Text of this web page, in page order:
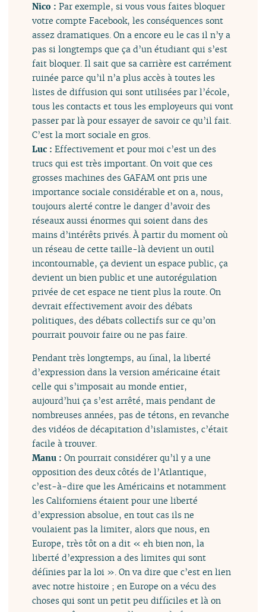
Nico :Par exemple, si vous vous faites bloquer
votre compte Facebook, les conséquences sont
assez dramatiques. On a encore eu le cas il n’y a
pas si longtemps que ça d’un étudiant qui s’est
fait bloquer. Il sait que sa carrière est carrément
ruinée parce qu’il n’a plus accès à toutes les
listes de diffusion qui sont utilisées par l’école,
tous les contacts et tous les employeurs qui vont
passer par là pour essayer de savoir ce qu’il fait.
C’est la mort sociale en gros.
Luc :Effectivement et pour moi c’est un des
trucs qui est très important. On voit que ces
grosses machines des GAFAM ont pris une
importance sociale considérable et on a, nous,
toujours alerté contre le danger d’avoir des
réseaux aussi énormes qui soient dans des
mains d’intérêts privés. À partir du moment où
un réseau de cette taille-là devient un outil
incontournable, ça devient un espace public, ça
devient un bien public et une autorégulation
privée de cet espace ne tient plus la route. On
devrait effectivement avoir des débats
politiques, des débats collectifs sur ce qu’on
pourrait pouvoir faire ou ne pas faire.
Pendant très longtemps, au final, la liberté
d’expression dans la version américaine était
celle qui s’imposait au monde entier,
aujourd’hui ça s’est arrêté, mais pendant de
nombreuses années, pas de tétons, en revanche
des vidéos de décapitation d’islamistes, c’était
facile à trouver.
Manu :On pourrait considérer qu’il y a une
opposition des deux côtés de l’Atlantique,
c’est-à-dire que les Américains et notamment
les Californiens étaient pour une liberté
d’expression absolue, en tout cas ils ne
voulaient pas la limiter, alors que nous, en
Europe, très tôt on a dit « eh bien non, la
liberté d’expression a des limites qui sont
définies par la loi ». On va dire que c’est en lien
avec notre histoire ; en Europe on a vécu des
choses qui sont un petit peu difficiles et là on